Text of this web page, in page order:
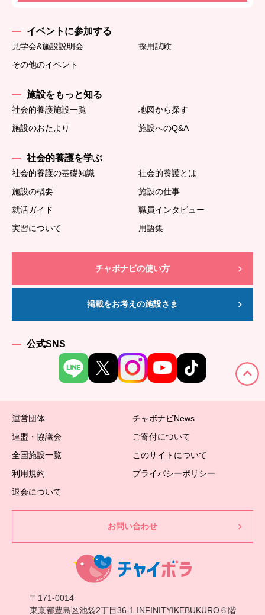
イベントに参加する
見学会&施設説明会
採用試験
その他のイベント
施設をもっと知る
社会的養護施設一覧
地図から探す
施設のおたより
施設へのQ&A
社会的養護を学ぶ
社会的養護の基礎知識
社会的養護とは
施設の概要
施設の仕事
就活ガイド
職員インタビュー
実習について
用語集
チャボナビの使い方
掲載をお考えの施設さま
公式SNS
運営団体
チャボナビNews
連盟・協議会
ご寄付について
全国施設一覧
このサイトについて
利用規約
プライバシーポリシー
退会について
お問い合わせ
〒171-0014
東京都豊島区池袋2丁目36-1 INFINITYIKEBUKURO６階